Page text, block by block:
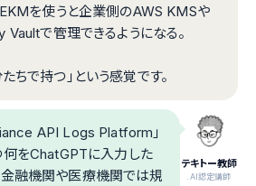
EKMを使うと企業側のAWS KMSや
で管理できるようになる。
ちで持つ」という感覚です。
テキトー教師
.AI認定講師
API Logs Platform」
何をChatGPTに入力した
金融機関や医療機関では規